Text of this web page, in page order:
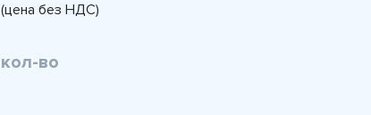
(цена без НДС)
кол-во